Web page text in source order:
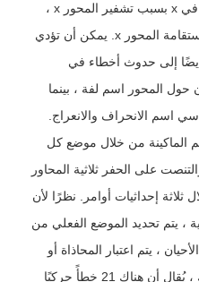
طول المحور x أخطاء في الترجمة في x بسبب تشفير المحور x ،
وأخطاء الترجمة في y و z بسبب استقامة المحور x. يمكن أن تؤدي
إلى حدوث أخطاء في
حول المحور اسم لفة ، بينما
اسم الانحراف والانعراج.
من خلال موضع كل
على الحفر ثلاثية المحاور
إحداثيات أوامر. نظرًا لأن
يتم تحديد الموضع الفعلي من
، يتم اعتبار المحاذاة أو
الاستقامة بين المحاور وحدها. لذلك ، يُقال أن هناك 21 خطأً حركيًا